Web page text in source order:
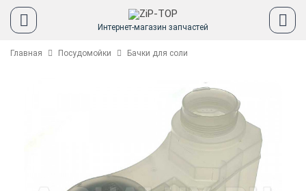
Интернет-магазин запчастей
Главная Посудомойки Бачки для соли